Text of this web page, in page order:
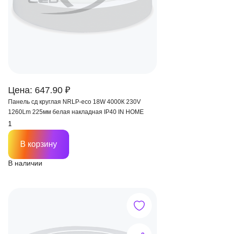
Цена: 647.90 ₽
Панель сд круглая NRLP-eco 18W 4000К 230V
1260Lm 225мм белая накладная IP40 IN HOME
В наличии
В корзину